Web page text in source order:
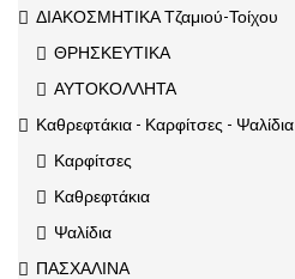
ΔΙΑΚΟΣΜΗΤΙΚΑ Τζαμιού-Τοίχου
ΘΡΗΣΚΕΥΤΙΚΑ
ΑΥΤΟΚΟΛΛΗΤΑ
Καθρεφτάκια - Καρφίτσες - Ψαλίδια
Καρφίτσες
Καθρεφτάκια
Ψαλίδια
ΠΑΣΧΑΛΙΝΑ